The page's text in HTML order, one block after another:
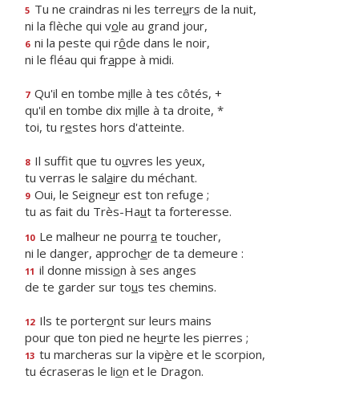
5 Tu ne craindras ni les terreurs de la nuit,
ni la flèche qui vole au grand jour,
6 ni la peste qui rôde dans le noir,
ni le fléau qui frappe à midi.
7 Qu'il en tombe mille à tes côtés, +
qu'il en tombe dix mille à ta droite, *
toi, tu restes hors d'atteinte.
8 Il suffit que tu ouvres les yeux,
tu verras le salaire du méchant.
9 Oui, le Seigneur est ton refuge ;
tu as fait du Très-Haut ta forteresse.
10 Le malheur ne pourra te toucher,
ni le danger, approcher de ta demeure :
11 il donne mission à ses anges
de te garder sur tous tes chemins.
12 Ils te porteront sur leurs mains
pour que ton pied ne heurte les pierres ;
13 tu marcheras sur la vipère et le scorpion,
tu écraseras le lion et le Dragon.